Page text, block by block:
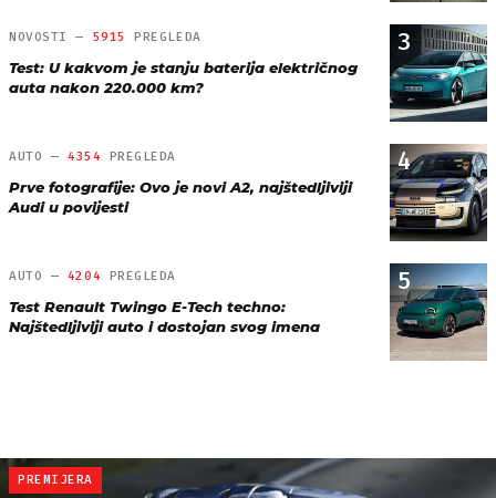
3
NOVOSTI — 5915 PREGLEDA
Test: U kakvom je stanju baterija električnog
auta nakon 220.000 km?
4
AUTO — 4354 PREGLEDA
Prve fotografije: Ovo je novi A2, najštedljiviji
Audi u povijesti
5
AUTO — 4204 PREGLEDA
Test Renault Twingo E-Tech techno:
Najštedljiviji auto i dostojan svog imena
PREMIJERA